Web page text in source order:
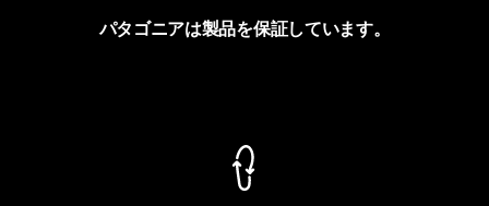
パタゴニアは製品を保証しています。